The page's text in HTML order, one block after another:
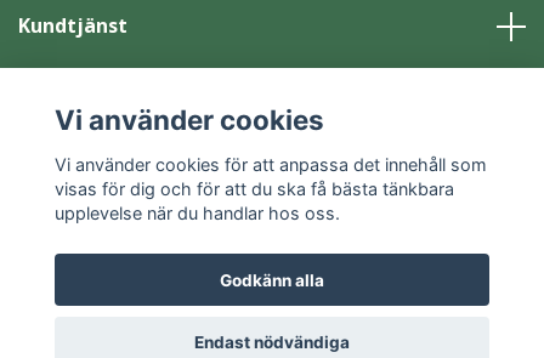
Kundtjänst
Sociala medier
© 2026 Skansen-Akvariet WebbshopPowered by Quickbutik
Vi använder cookies
Vi använder cookies för att anpassa det innehåll som
visas för dig och för att du ska få bästa tänkbara
upplevelse när du handlar hos oss.
Godkänn alla
Endast nödvändiga